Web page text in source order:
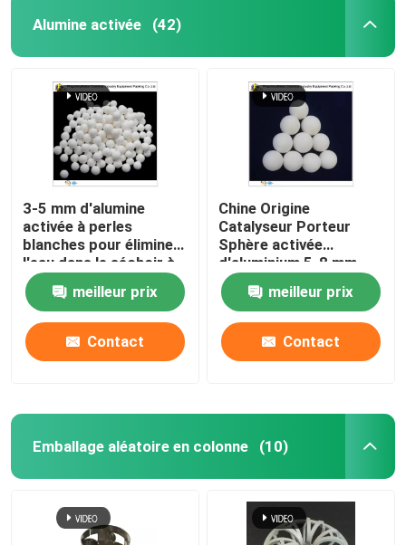
Alumine activée (42)
3-5 mm d'alumine
activée à perles
blanches pour éliminer
l'eau dans le séchoir à
air
meilleur prix
Contact
Chine Origine
Catalyseur Porteur
Sphère activée
d'aluminium 5-8 mm
meilleur prix
Contact
Emballage aléatoire en colonne (10)